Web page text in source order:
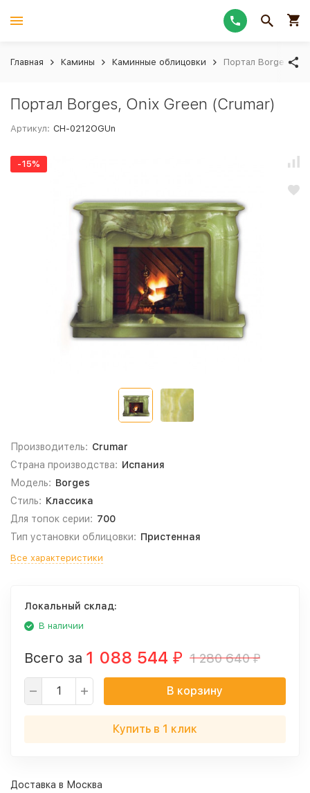
Главная Камины Каминные облицовки Портал Borges,
Портал Borges, Onix Green (Crumar)
Артикул: CH-0212OGUn
-15%
Производитель: Crumar
Страна производства: Испания
Модель: Borges
Стиль: Классика
Для топок серии: 700
Тип установки облицовки: Пристенная
Все характеристики
Локальный склад:
В наличии
Всего за 1 088 544 ₽ 1 280 640₽
В корзину
Купить в 1 клик
Доставка в Москва